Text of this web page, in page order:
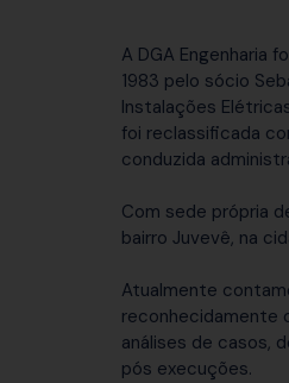
A DGA Engenharia
1983 pelo sócio
Instalações
foi reclassificada
conduzida
Com sede própria
bairro Juvevê, na
Atualmente
reconhecidamente
análises de casos,
pós execuções.